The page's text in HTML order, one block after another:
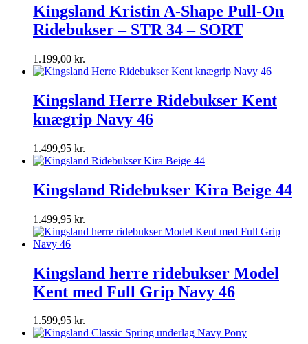
Kingsland Kristin A-Shape Pull-On
Ridebukser – STR 34 – SORT
1.199,00 kr.
Kingsland Herre Ridebukser Kent
knægrip Navy 46
1.499,95 kr.
Kingsland Ridebukser Kira Beige 44
1.499,95 kr.
Kingsland herre ridebukser Model
Kent med Full Grip Navy 46
1.599,95 kr.